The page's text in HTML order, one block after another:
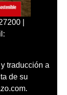
|
traducción a
de su